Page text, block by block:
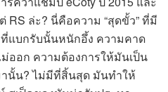
RS ล่ะ? นี่คือความ “สุดขั้ว” ที่มี
แบกรับนั้นหนักอึ้ง ความคาด
ออก ความต้องการให้มันเป็น
นั้น? ไม่มีที่สิ้นสุด มันทำให้